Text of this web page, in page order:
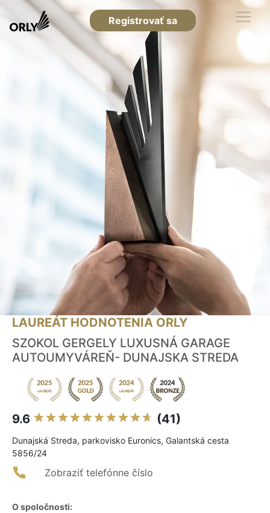
Registrovať sa
LAUREÁT HODNOTENIA ORLY
SZOKOL GERGELY LUXUSNÁ GARAGE
AUTOUMYVÁREŇ- DUNAJSKA STREDA
9.6 (41)
Dunajská Streda, parkovisko Euronics, Galantská cesta
5856/24
Zobraziť telefónne číslo
O spoločnosti: